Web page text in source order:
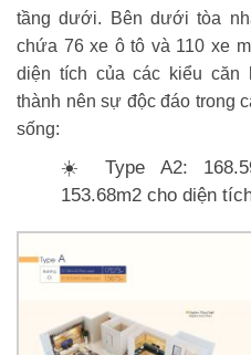
tầng dưới. Bên dưới tòa
chứa 76 xe ô tô và 110 xe
diện tích của các kiểu căn
thành nên sự độc đáo trong
sống:
☀️ Type A2:
153.68m2 cho diện